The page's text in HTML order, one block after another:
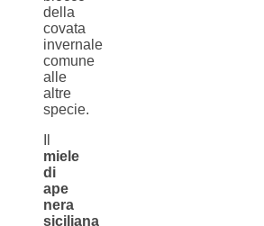
della
covata
invernale
comune
alle
altre
specie.
miele
di
ape
nera
siciliana